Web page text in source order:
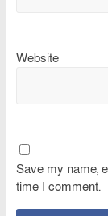
Website
Save my name,
time I comment.